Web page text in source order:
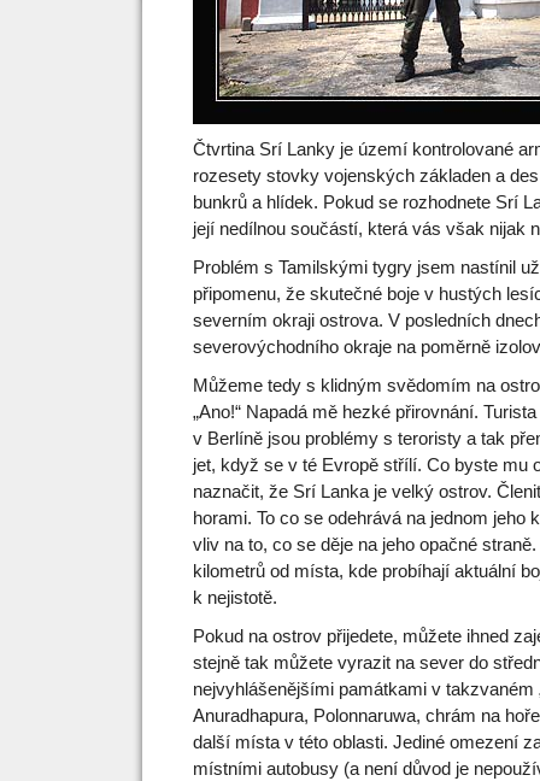
Čtvrtina Srí Lanky je území kontrolované
rozesety stovky vojenských základen a
bunkrů a hlídek. Pokud se rozhodnete Srí
její nedílnou součástí, která vás však nijak
Problém s Tamilskými tygry jsem nastínil
připomenu, že skutečné boje v hustých
severním okraji ostrova. V posledních
severovýchodního okraje na poměrně
Můžeme tedy s klidným svědomím na
„Ano!“ Napadá mě hezké přirovnání.
v Berlíně jsou problémy s teroristy a tak
jet, když se v té Evropě střílí. Co byste mu
naznačit, že Srí Lanka je velký ostrov.
horami. To co se odehrává na jednom jeho
vliv na to, co se děje na jeho opačné
kilometrů od místa, kde probíhají aktuální
k nejistotě.
Pokud na ostrov přijedete, můžete ihned
stejně tak můžete vyrazit na sever do
nejvyhlášenějšími památkami v takzvaném
Anuradhapura, Polonnaruwa, chrám na
další místa v této oblasti. Jediné omezení
místními autobusy (a není důvod je